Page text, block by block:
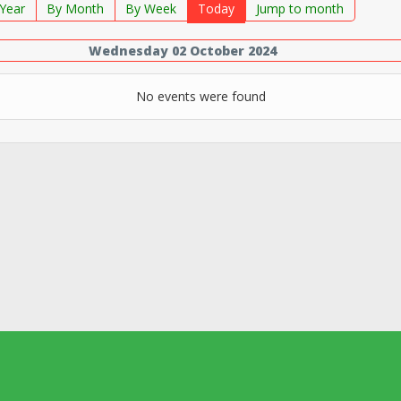
By Month By Week Today Jump to month
Wednesday 02 October 2024
No events were found